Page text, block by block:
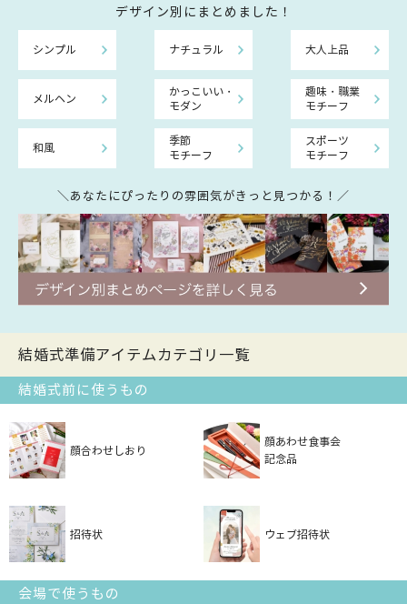
デザイン別にまとめました！
シンプル ナチュラル 大人上品
メルヘン
かっこいい・
モダン
趣味・職業
モチーフ
和風
季節
モチーフ
スポーツ
モチーフ
＼あなたにぴったりの雰囲気がきっと見つかる！／
結婚式準備アイテムカテゴリ一覧
結婚式前に使うもの
顔合わせしおり
顔あわせ食事会
記念品
招待状 ウェブ招待状
会場で使うもの